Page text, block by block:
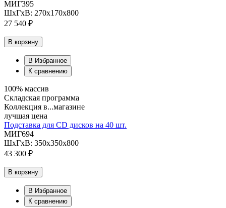
МИГ395
ШхГхВ: 270х170х800
27 540 ₽
В корзину
В Избранное
К сравнению
100% массив
Складская программа
Коллекция в...магазине
лучшая цена
Подставка для CD дисков на 40 шт.
МИГ694
ШхГхВ: 350х350х800
43 300 ₽
В корзину
В Избранное
К сравнению